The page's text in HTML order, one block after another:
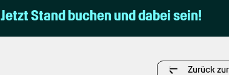
Jetzt Stand buchen und dabei sein!
Zurück